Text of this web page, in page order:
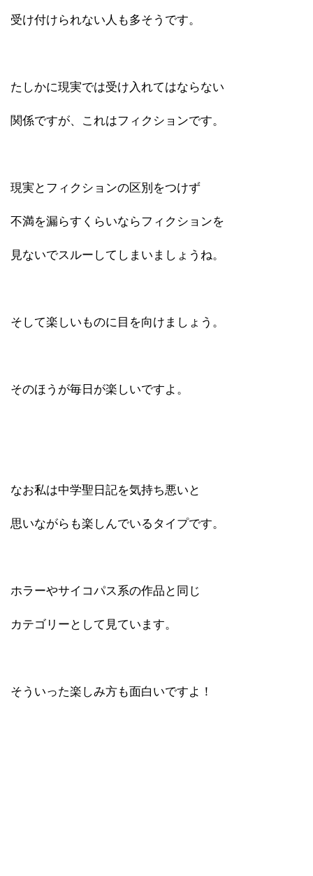
受け付けられない人も多そうです。
たしかに現実では受け入れてはならない
関係ですが、これはフィクションです。
現実とフィクションの区別をつけず
不満を漏らすくらいならフィクションを
見ないでスルーしてしまいましょうね。
そして楽しいものに目を向けましょう。
そのほうが毎日が楽しいですよ。
なお私は中学聖日記を気持ち悪いと
思いながらも楽しんでいるタイプです。
ホラーやサイコパス系の作品と同じ
カテゴリーとして見ています。
そういった楽しみ方も面白いですよ！